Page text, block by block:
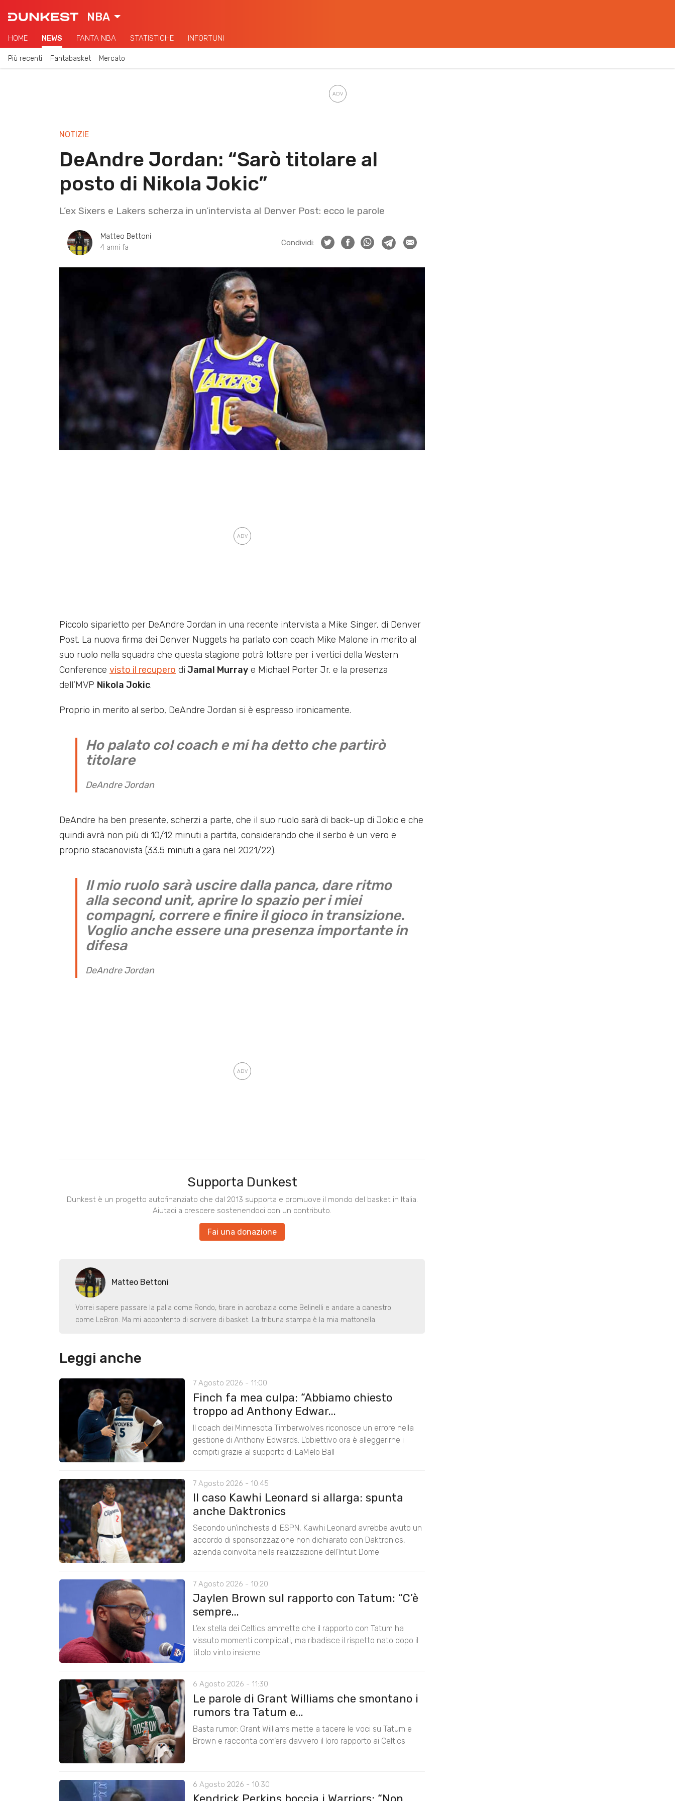
NBA
HOME NEWS FANTA NBA STATISTICHE INFORTUNI
Più recenti Fantabasket Mercato
NOTIZIE
DeAndre Jordan: “Sarò titolare al
posto di Nikola Jokic”
L’ex Sixers e Lakers scherza in un’intervista al Denver Post: ecco le parole
Matteo Bettoni
4 anni fa
Condividi:
Piccolo siparietto per DeAndre Jordan in una recente intervista a Mike Singer, di Denver
Post. La nuova firma dei Denver Nuggets ha parlato con coach Mike Malone in merito al
suo ruolo nella squadra che questa stagione potrà lottare per i vertici della Western
Conference visto il recupero di Jamal Murray e Michael Porter Jr. e la presenza
dell’MVP Nikola Jokic.
Proprio in merito al serbo, DeAndre Jordan si è espresso ironicamente.
Ho palato col coach e mi ha detto che partirò
titolare
DeAndre Jordan
DeAndre ha ben presente, scherzi a parte, che il suo ruolo sarà di back-up di Jokic e che
quindi avrà non più di 10/12 minuti a partita, considerando che il serbo è un vero e
proprio stacanovista (33.5 minuti a gara nel 2021/22).
Il mio ruolo sarà uscire dalla panca, dare ritmo
alla second unit, aprire lo spazio per i miei
compagni, correre e finire il gioco in transizione.
Voglio anche essere una presenza importante in
difesa
DeAndre Jordan
Supporta Dunkest
Dunkest è un progetto autofinanziato che dal 2013 supporta e promuove il mondo del basket in Italia.
Aiutaci a crescere sostenendoci con un contributo.
Fai una donazione
Matteo Bettoni
Vorrei sapere passare la palla come Rondo, tirare in acrobazia come Belinelli e andare a canestro
come LeBron. Ma mi accontento di scrivere di basket. La tribuna stampa è la mia mattonella.
Leggi anche
7 Agosto 2026 - 11:00
Finch fa mea culpa: “Abbiamo chiesto
troppo ad Anthony Edwar...
Il coach dei Minnesota Timberwolves riconosce un errore nella
gestione di Anthony Edwards. L’obiettivo ora è alleggerirne i
compiti grazie al supporto di LaMelo Ball
7 Agosto 2026 - 10:45
Il caso Kawhi Leonard si allarga: spunta
anche Daktronics
Secondo un’inchiesta di ESPN, Kawhi Leonard avrebbe avuto un
accordo di sponsorizzazione non dichiarato con Daktronics,
azienda coinvolta nella realizzazione dell’Intuit Dome
7 Agosto 2026 - 10:20
Jaylen Brown sul rapporto con Tatum: “C’è
sempre...
L’ex stella dei Celtics ammette che il rapporto con Tatum ha
vissuto momenti complicati, ma ribadisce il rispetto nato dopo il
titolo vinto insieme
6 Agosto 2026 - 11:30
Le parole di Grant Williams che smontano i
rumors tra Tatum e...
Basta rumor: Grant Williams mette a tacere le voci su Tatum e
Brown e racconta com’era davvero il loro rapporto ai Celtics
6 Agosto 2026 - 10:30